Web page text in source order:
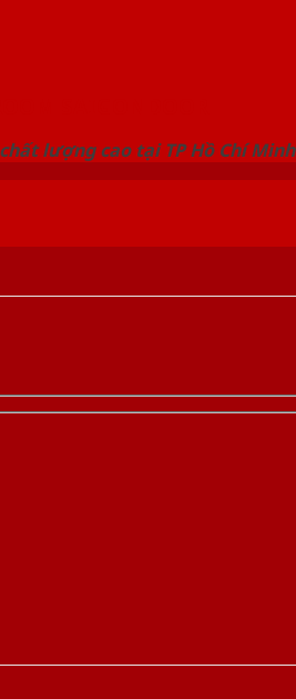
lượng cao tại TP Hồ Chí Minh